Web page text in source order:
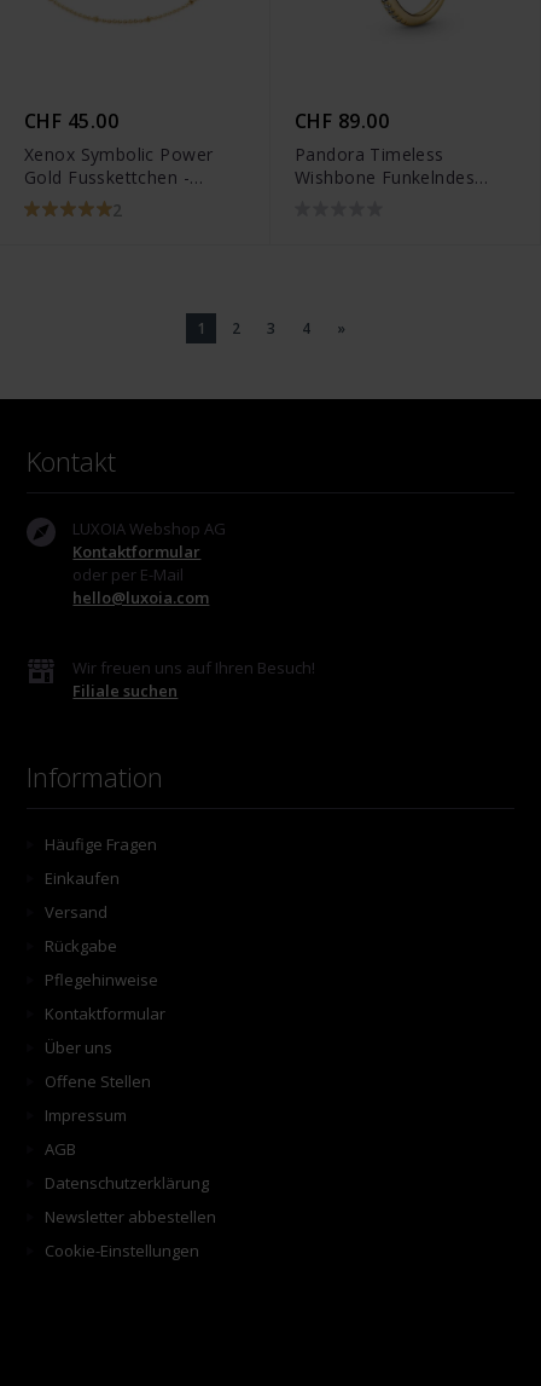
CHF 45.00
Xenox Symbolic Power
Gold Fusskettchen -
XS3546G
2
CHF 89.00
Pandora Timeless
Wishbone Funkelndes
1 2 3 4 »
Kontakt
LUXOIA Webshop AG
Kontaktformular
oder per E-Mail
hello@luxoia.com
Wir freuen uns auf Ihren Besuch!
Filiale suchen
Information
Häufige Fragen
Einkaufen
Versand
Rückgabe
Pflegehinweise
Kontaktformular
Über uns
Offene Stellen
Impressum
AGB
Datenschutzerklärung
Newsletter abbestellen
Cookie-Einstellungen